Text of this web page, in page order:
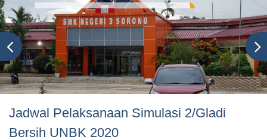
Jadwal Pelaksanaan Simulasi 2/Gladi
Bersih UNBK 2020